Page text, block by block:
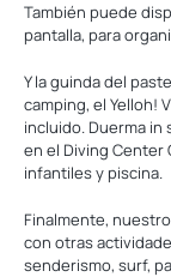
También puede
pantalla, para
Y la guinda del
camping, el Yelloh!
incluido. Duerma in
en el Diving Center
infantiles y piscina.
Finalmente,
con otras
senderismo, surf,